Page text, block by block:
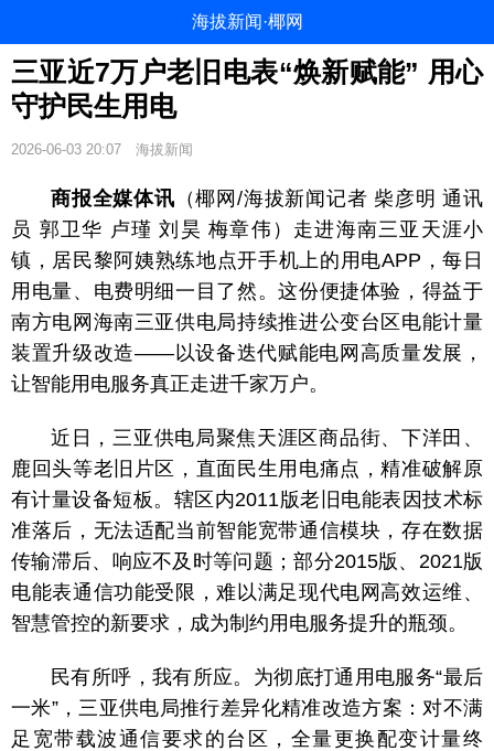
海拔新闻·椰网
三亚近7万户老旧电表“焕新赋能” 用心
守护民生用电
2026-06-03 20:07 海拔新闻
商报全媒体讯 （椰网/海拔新闻记者 柴彦明 通讯
员 郭卫华 卢瑾 刘昊 梅章伟）走进海南三亚天涯小
镇，居民黎阿姨熟练地点开手机上的用电APP，每日
用电量、电费明细一目了然。这份便捷体验，得益于
南方电网海南三亚供电局持续推进公变台区电能计量
装置升级改造——以设备迭代赋能电网高质量发展，
让智能用电服务真正走进千家万户。
近日，三亚供电局聚焦天涯区商品街、下洋田、
鹿回头等老旧片区，直面民生用电痛点，精准破解原
有计量设备短板。辖区内2011版老旧电能表因技术标
准落后，无法适配当前智能宽带通信模块，存在数据
传输滞后、响应不及时等问题；部分2015版、2021版
电能表通信功能受限，难以满足现代电网高效运维、
智慧管控的新要求，成为制约用电服务提升的瓶颈。
民有所呼，我有所应。为彻底打通用电服务“最后
一米”，三亚供电局推行差异化精准改造方案：对不满
足宽带载波通信要求的台区，全量更换配变计量终